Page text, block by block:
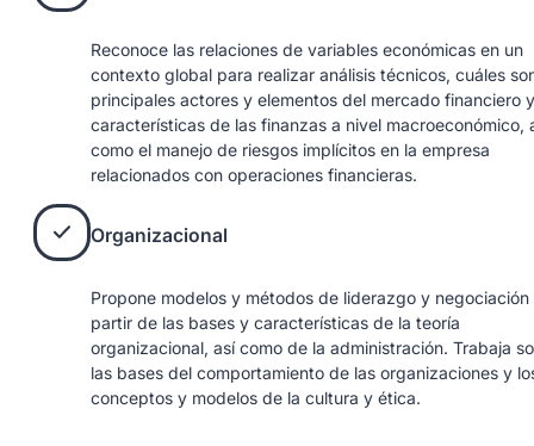
Reconoce las relaciones de variables económicas en un
contexto global para realizar análisis técnicos, cuáles
principales actores y elementos del mercado financiero
características de las finanzas a nivel macroeconómico,
como el manejo de riesgos implícitos en la empresa
relacionados con operaciones financieras.
Organizacional
Propone modelos y métodos de liderazgo y negociación
partir de las bases y características de la teoría
organizacional, así como de la administración. Trabaja
las bases del comportamiento de las organizaciones y
conceptos y modelos de la cultura y ética.